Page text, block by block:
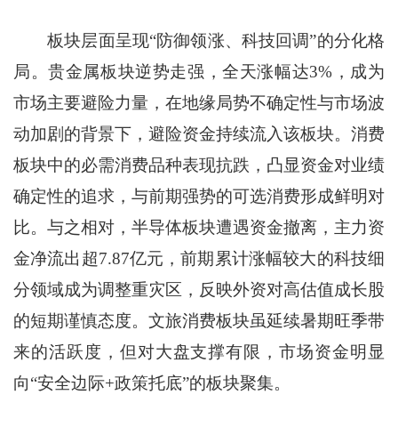
板块层面呈现“防御领涨、科技回调”的分化格
局。贵金属板块逆势走强，全天涨幅达3%，成为
市场主要避险力量，在地缘局势不确定性与市场波
动加剧的背景下，避险资金持续流入该板块。消费
板块中的必需消费品种表现抗跌，凸显资金对业绩
确定性的追求，与前期强势的可选消费形成鲜明对
比。与之相对，半导体板块遭遇资金撤离，主力资
金净流出超7.87亿元，前期累计涨幅较大的科技细
分领域成为调整重灾区，反映外资对高估值成长股
的短期谨慎态度。文旅消费板块虽延续暑期旺季带
来的活跃度，但对大盘支撑有限，市场资金明显
向“安全边际+政策托底”的板块聚集。